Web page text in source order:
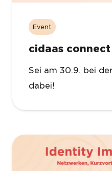
Event
cidaas connect
Sei am 30.9. bei
dabei!